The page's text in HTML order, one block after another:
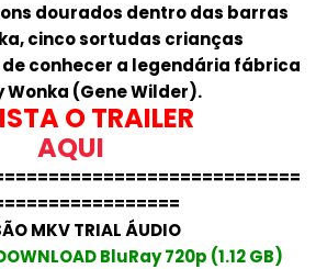
dourados dentro das barras
cinco sortudas crianças
conhecer a legendária fábrica
Wonka (Gene Wilder).
O TRAILER
AQUI
MKV TRIAL ÁUDIO
BluRay 720p (1.12 GB)